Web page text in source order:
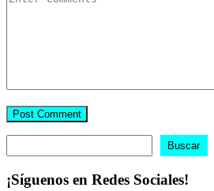
Buscar
¡Síguenos en Redes Sociales!